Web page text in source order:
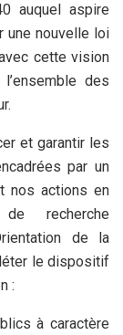
auquel aspire
une nouvelle loi
cette vision
des
et garantir les
par un
nos actions en
de recherche
de la
le dispositif
:
à caractère